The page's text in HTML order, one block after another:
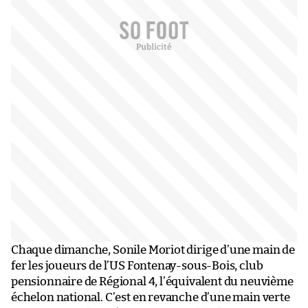
Chaque dimanche, Sonile Moriot dirige d’une main de
fer les joueurs de l’US Fontenay-sous-Bois, club
pensionnaire de Régional 4, l’équivalent du neuvième
échelon national. C’est en revanche d’une main verte